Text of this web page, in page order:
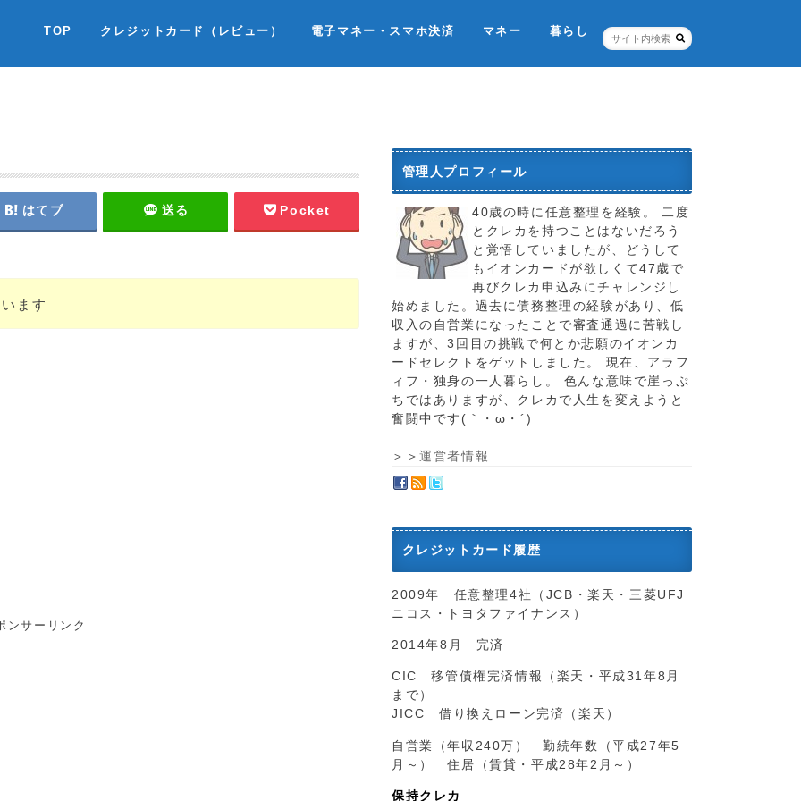
TOP クレジットカード（レビュー） 電子マネー・スマホ決済 マネー 暮らし
はてブ 送る Pocket
ます
ンサーリンク
管理人プロフィール
40歳の時に任意整理を経験。 二度
とクレカを持つことはないだろう
と覚悟していましたが、どうして
もイオンカードが欲しくて47歳で
再びクレカ申込みにチャレンジし
始めました。過去に債務整理の経験があり、低
収入の自営業になったことで審査通過に苦戦し
ますが、3回目の挑戦で何とか悲願のイオンカ
ードセレクトをゲットしました。 現在、アラフ
ィフ・独身の一人暮らし。 色んな意味で崖っぷ
ちではありますが、クレカで人生を変えようと
奮闘中です(｀・ω・´)ゞ
＞＞運営者情報
クレジットカード履歴
2009年 任意整理4社（JCB・楽天・三菱UFJ
ニコス・トヨタファイナンス）
2014年8月 完済
CIC 移管債権完済情報（楽天・平成31年8月
まで）
JICC 借り換えローン完済（楽天）
自営業（年収240万） 勤続年数（平成27年5
月～） 住居（賃貸・平成28年2月～）
保持クレカ